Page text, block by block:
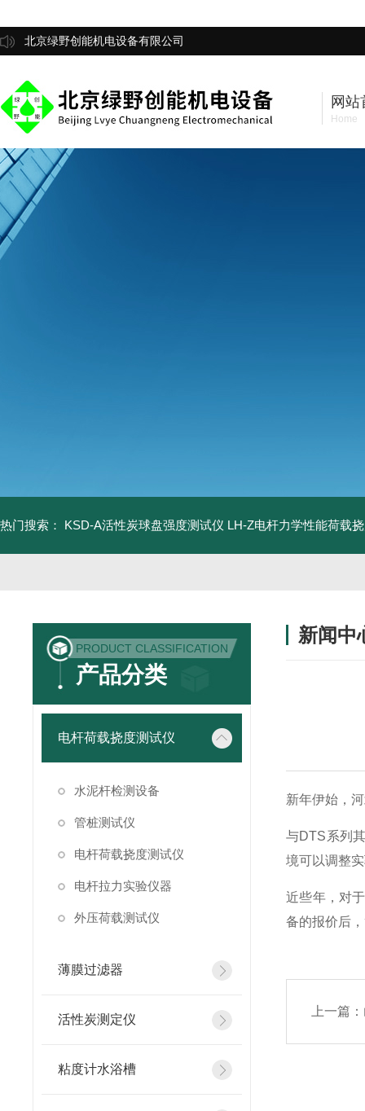
北京绿野创能机电设备有限公司
网站
Home
热门搜索： KSD-A活性炭球盘强度测试仪 LH-Z电杆力学性能荷载
PRODUCT CLASSIFICATION
产品分类
电杆荷载挠度测试仪
水泥杆检测设备
管桩测试仪
电杆荷载挠度测试仪
电杆拉力实验仪器
外压荷载测试仪
薄膜过滤器
活性炭测定仪
粘度计水浴槽
新闻中
新年伊始，
与DTS系列
境可以调整
近些年，对
备的报价后
上一篇：